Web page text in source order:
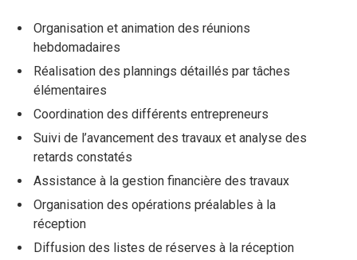
Organisation et animation des réunions
hebdomadaires
Réalisation des plannings détaillés par tâches
élémentaires
Coordination des différents entrepreneurs
Suivi de l’avancement des travaux et analyse des
retards constatés
Assistance à la gestion financière des travaux
Organisation des opérations préalables à la
réception
Diffusion des listes de réserves à la réception